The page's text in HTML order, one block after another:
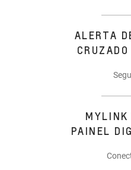
ALERTA
MYLINK
PAINEL